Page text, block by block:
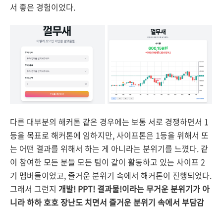
서 좋은 경험이었다.
다른 대부분의 해커톤 같은 경우에는 보통 서로 경쟁하면서 1
등을 목표로 해커톤에 임하지만, 사이프톤은 1등을 위해서 또
는 어떤 결과를 위해서 하는 게 아니라는 분위기를 느꼈다. 같
이 참여한 모든 분들 모든 팀이 같이 활동하고 있는 사이프 2
기 멤버들이었고, 즐거운 분위기 속에서 해커톤이 진행되었다.
그래서 그런지 개발! PPT! 결과물!이라는 무거운 분위기가 아
니라 하하 호호 장난도 치면서 즐거운 분위기 속에서 부담감